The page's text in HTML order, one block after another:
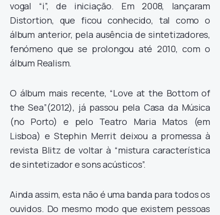
vogal “i”, de iniciação. Em 2008, lançaram
Distortion, que ficou conhecido, tal como o
álbum anterior, pela ausência de sintetizadores,
fenómeno que se prolongou até 2010, com o
álbum Realism.
O álbum mais recente, “Love at the Bottom of
the Sea”(2012), já passou pela Casa da Música
(no Porto) e pelo Teatro Maria Matos (em
Lisboa) e Stephin Merrit deixou a promessa à
revista Blitz de voltar à “mistura característica
de sintetizador e sons acústicos”.
Ainda assim, esta não é uma banda para todos os
ouvidos. Do mesmo modo que existem pessoas